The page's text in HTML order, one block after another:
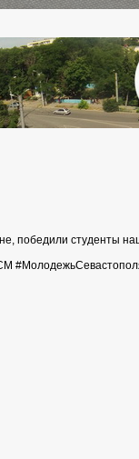
победили студенты